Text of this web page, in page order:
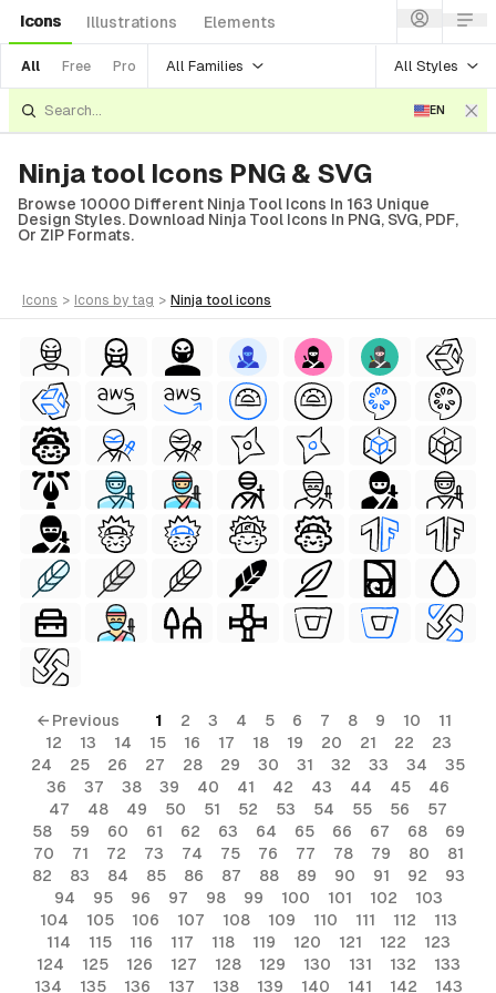
Icons Illustrations Elements
All Free Pro All Families All Styles
EN
Ninja tool Icons PNG & SVG
Browse 10000 Different Ninja Tool Icons In 163 Unique
Design Styles. Download Ninja Tool Icons In PNG, SVG, PDF,
Or ZIP Formats.
icons > icons by tag > ninja tool icons
← Previous 1 2 3 4 5 6 7 8 9 10
11
12
13 14 15 16 17 18 19 20 21 22
23
24
25 26 27 28 29 30 31 32 33 34
35
36
37 38 39 40 41 42 43 44 45
46
47
48 49 50 51 52 53 54 55 56
57
58
59 60 61 62 63 64 65 66 67 68
69
70
71 72 73 74 75 76 77 78 79 80
81
82
83 84 85 86 87 88 89 90 91 92
93
94
95 96 97 98 99 100 101 102
103
104
105 106 107 108 109 110 111 112
113
114
115 116 117 118 119 120 121 122
123
124
125 126 127 128 129 130 131 132
133
134
135 136 137 138 139 140 141 142 143